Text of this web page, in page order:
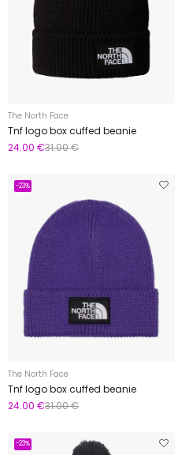
The North Face
Tnf logo box cuffed beanie
24.00 €31.00 €
-23%
The North Face
Tnf logo box cuffed beanie
24.00 €31.00 €
-23%